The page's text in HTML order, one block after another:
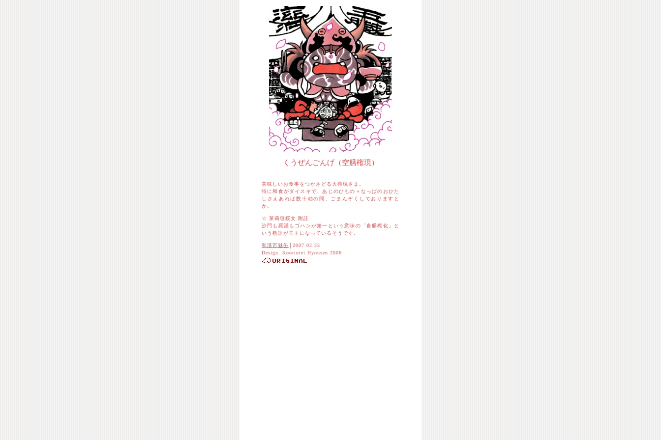
くうぜんごんげ（空膳権現）
美味しいお食事をつかさどる大権現さま。
特に和食がダイスキで、あじのひもの＋なっぱのおひた
しさえあれば数十劫の間、ごまんぞくしておりますと
か。
☆ 莱莉垣桜文 附註
沙門も羅漢もゴハンが第一という意味の「食膳権化」と
いう熟語がモトになっているそうです。
和漢百魅缶 │2007.02.25
Design. Koorintei Hyousen 2006